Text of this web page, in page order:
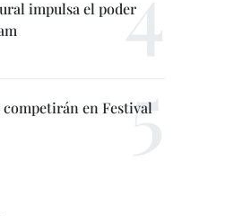
impulsa el poder
en Festival